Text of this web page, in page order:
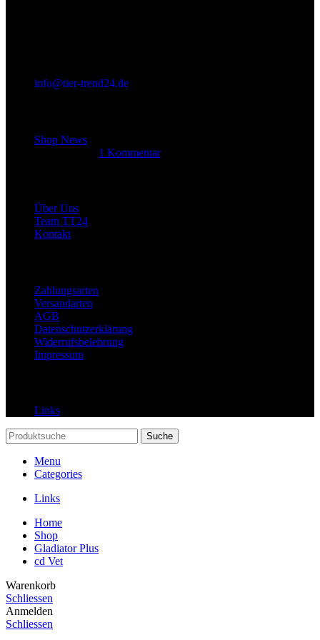
info@tier-trend24.de
Shop News
1 Kommentar
Über Uns
Team TT24
Kontakt
Zahlungsarten
Versandarten
AGB
Datenschutzerklärung
Widerrufsbelehrung
Impressum
Links
Suche
Menu
Categories
Links
Home
Shop
Gladiator Plus
cd Vet
Warenkorb
Schliessen
Anmelden
Schliessen